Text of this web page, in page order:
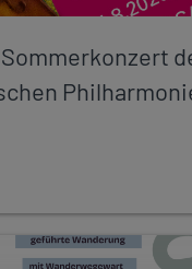
Sommerkonzert